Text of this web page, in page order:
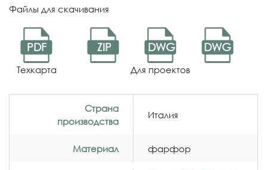
Файлы для скачивания
PDF
Техкарта
ZIP DWG DWG
Для проектов
Страна
производства
Италия
Материал фарфор